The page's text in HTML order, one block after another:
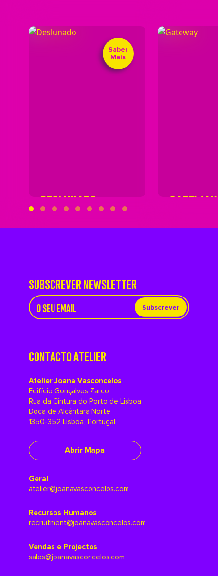
DESLUNADO
Saber
Mais
GATEWAY
SUBSCREVER NEWSLETTER
Subscrever
CONTACTO ATELIER
Atelier Joana Vasconcelos
Edifício Gonçalves Zarco
Rua da Cintura do Porto de Lisboa
Doca de Alcântara Norte
1350-352 Lisboa, Portugal
Abrir Mapa
Geral
atelier@joanavasconcelos.com
Recursos Humanos
recruitment@joanavasconcelos.com
Vendas e Projectos
sales@joanavasconcelos.com